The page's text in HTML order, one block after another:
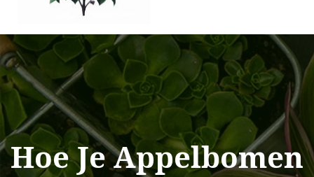
Hoe Je Appelbomen